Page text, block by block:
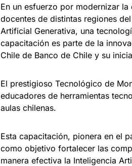
En un esfuerzo por modernizar
docentes de distintas regiones
Artificial Generativa, una
capacitación es parte de la
Chile de Banco de Chile y su
El prestigioso Tecnológico de
educadores de herramientas
aulas chilenas.
Esta capacitación, pionera en el
como objetivo fortalecer las
manera efectiva la Inteligencia